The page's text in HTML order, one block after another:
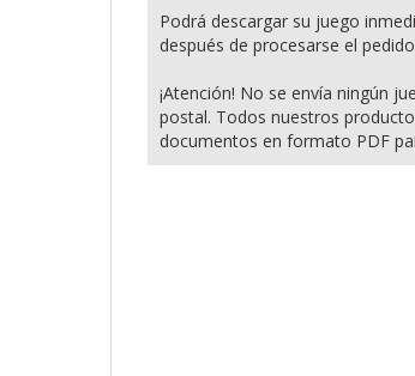
Podrá descargar su juego
después de procesarse el
¡Atención! No se envía ningún
postal. Todos nuestros
documentos en formato PDF